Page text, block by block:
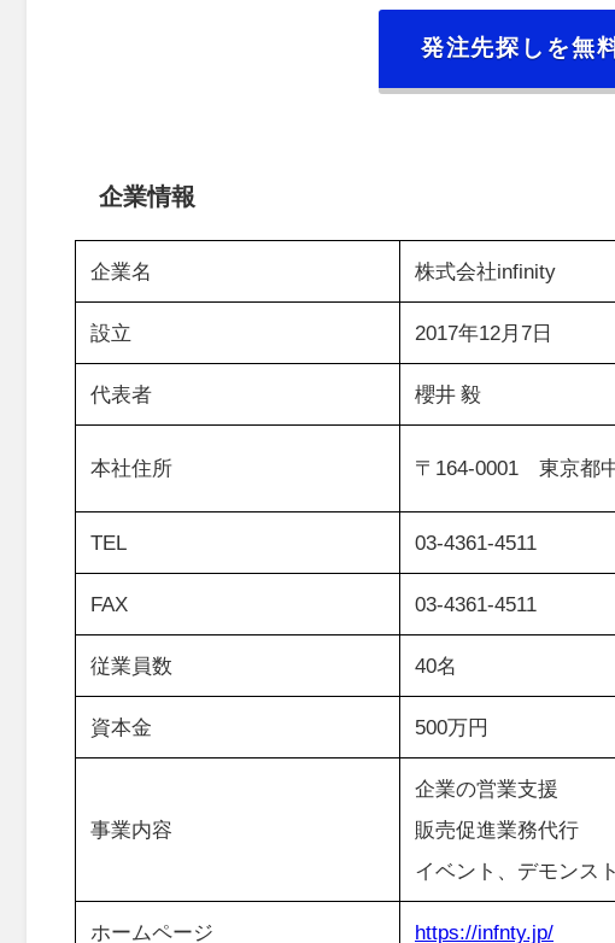
発注先探しを無
企業情報
企業名 株式会社infinity
設立 2017年12月7日
代表者 櫻井 毅
本社住所 〒164-0001 東京都
TEL 03-4361-4511
FAX 03-4361-4511
従業員数 40名
資本金 500万円
事業内容
企業の営業支援
販売促進業務代行
イベント、デモンス
ホームページ https://infnty.jp/